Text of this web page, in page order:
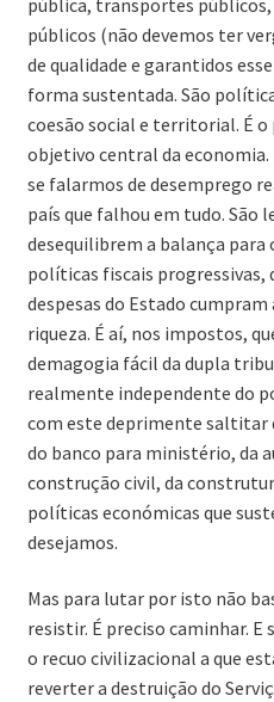
públicos (não devemos ter
de qualidade e garantidos
forma sustentada. São
coesão social e territorial. É
objetivo central da economia.
se falarmos de desemprego
país que falhou em tudo. São
desequilibrem a balança para
políticas fiscais progressivas,
despesas do Estado
riqueza. É aí, nos impostos,
demagogia fácil da dupla
realmente independente do
com este deprimente saltitar
do banco para ministério, da
construção civil, da
políticas económicas que
desejamos.
Mas para lutar por isto não
resistir. É preciso caminhar.
o recuo civilizacional a que
reverter a destruição do